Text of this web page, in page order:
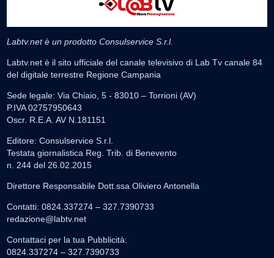
Labtv.net è un prodotto Consulservice S.r.l.
Labtv.net è il sito ufficiale del canale televisivo di Lab Tv canale 84
del digitale terrestre Regione Campania
Sede legale: Via Chiaio, 5 - 83010 – Torrioni (AV)
P.IVA 02757950643
Oscr. R.E.A. AV N.181151
Editore: Consulservice S.r.l.
Testata giornalistica Reg. Trib. di Benevento
n. 244 del 26.02.2015
Direttore Responsabile Dott.ssa Oliviero Antonella
Contatti: 0824.337274 – 327.7390733
redazione@labtv.net
Contattaci per la tua Pubblicità:
0824.337274 – 327.7390733